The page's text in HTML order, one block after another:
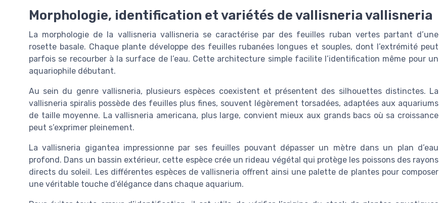
Morphologie, identification et variétés de vallisneria vallisneria
La morphologie de la vallisneria vallisneria se caractérise par des feuilles ruban vertes partant d’une
rosette basale. Chaque plante développe des feuilles rubanées longues et souples, dont l’extrémité peut
parfois se recourber à la surface de l’eau. Cette architecture simple facilite l’identification même pour un
aquariophile débutant.
Au sein du genre vallisneria, plusieurs espèces coexistent et présentent des silhouettes distinctes. La
vallisneria spiralis possède des feuilles plus fines, souvent légèrement torsadées, adaptées aux aquariums
de taille moyenne. La vallisneria americana, plus large, convient mieux aux grands bacs où sa croissance
peut s’exprimer pleinement.
La vallisneria gigantea impressionne par ses feuilles pouvant dépasser un mètre dans un plan d’eau
profond. Dans un bassin extérieur, cette espèce crée un rideau végétal qui protège les poissons des rayons
directs du soleil. Les différentes espèces de vallisneria offrent ainsi une palette de plantes pour composer
une véritable touche d’élégance dans chaque aquarium.